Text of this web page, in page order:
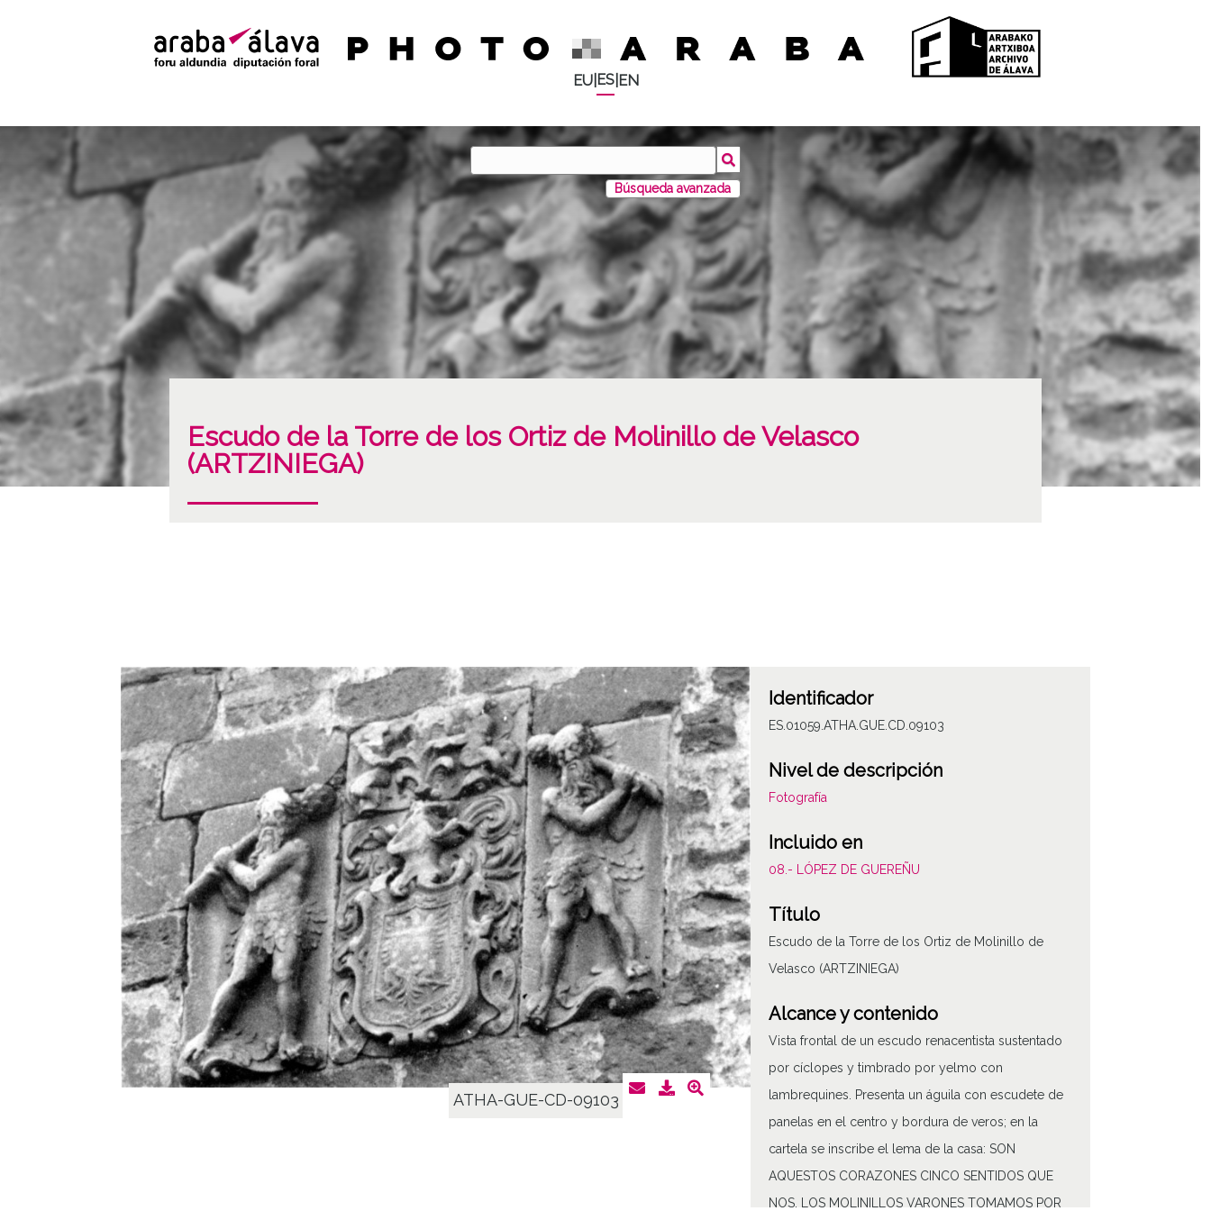
EU| ES| EN
Búsqueda avanzada
Escudo de la Torre de los Ortiz de Molinillo de Velasco
(ARTZINIEGA)
ATHA-GUE-CD-09103
Identificador
ES.01059.ATHA.GUE.CD.09103
Nivel de descripción
Fotografía
Incluido en
08.- LÓPEZ DE GUEREÑU
Título
Escudo de la Torre de los Ortiz de Molinillo de
Velasco (ARTZINIEGA)
Alcance y contenido
Vista frontal de un escudo renacentista sustentado
por cíclopes y timbrado por yelmo con
lambrequines. Presenta un águila con escudete de
panelas en el centro y bordura de veros; en la
cartela se inscribe el lema de la casa: SON
AQUESTOS CORAZONES CINCO SENTIDOS QUE
NOS, LOS MOLINILLOS VARONES TOMAMOS POR